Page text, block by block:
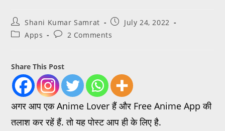
Shani Kumar Samrat
July 24, 2022
Apps
2 Comments
Share This Post
अगर आप एक Anime Lover हैं और Free Anime App की
तलाश कर रहें हैं. तो यह पोस्ट आप ही के लिए है.